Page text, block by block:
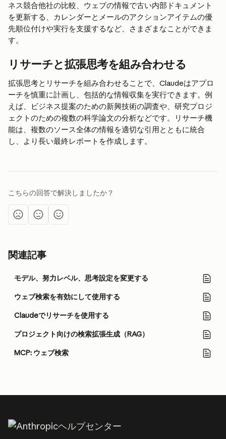
ネス競合他社の比較、ウェブの情報で古い内部ドキュメント
を更新する、カレンダーとメールのアクションアイテムの優
先順位付けや実行を支援するなど、さまざまなことができま
す。
リサーチと拡張思考を組み合わせる
拡張思考とリサーチを組み合わせることで、Claudeはアプロ
ーチを慎重に計画し、包括的な情報収集を実行できます。例
えば、ビジネス提案のための新興技術の調査や、研究プロジ
ェクトのための複数の科学論文の分析などです。リサーチ機
能は、複数のソース全体の情報を適切な引用とともに統合
し、より長い最終レポートを作成します。
こちらの回答で解決しましたか？
関連記事
モデル、努力レベル、思考設定を変更する
ウェブ検索を有効にして使用する
Claudeでリサーチを使用する
プロジェクト向けの検索拡張生成（RAG）
MCP: ウェブ検索